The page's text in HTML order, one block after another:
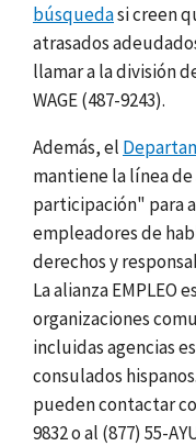
búsquedasi creen
atrasados
llamar a la división
WAGE (487-9243).
Además, el
mantiene lalínea
participación" para
empleadores de
derechos y
La alianza EMPLEO
organizaciones
incluidas agencias
consulados
pueden contactar
9832 o al (877) 55-